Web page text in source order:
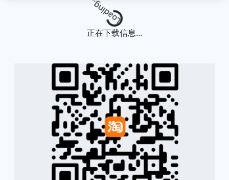
Loading...
正在下载信息...